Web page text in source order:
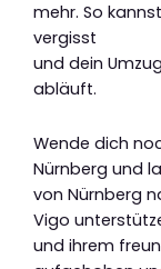
mehr. So
vergisst
und dein
abläuft.
Wende dich
Nürnberg und
von Nürnberg
Vigo
und ihrem